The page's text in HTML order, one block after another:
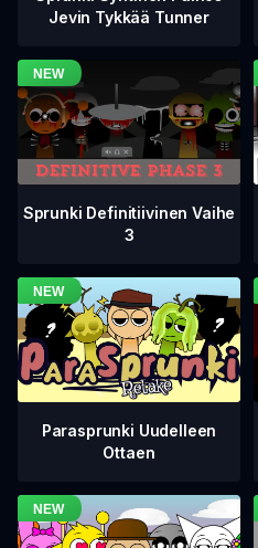
Jevin Tykkää Tunner
Sprunki Definitiivinen Vaihe
3
Parasprunki Uudelleen
Ottaen